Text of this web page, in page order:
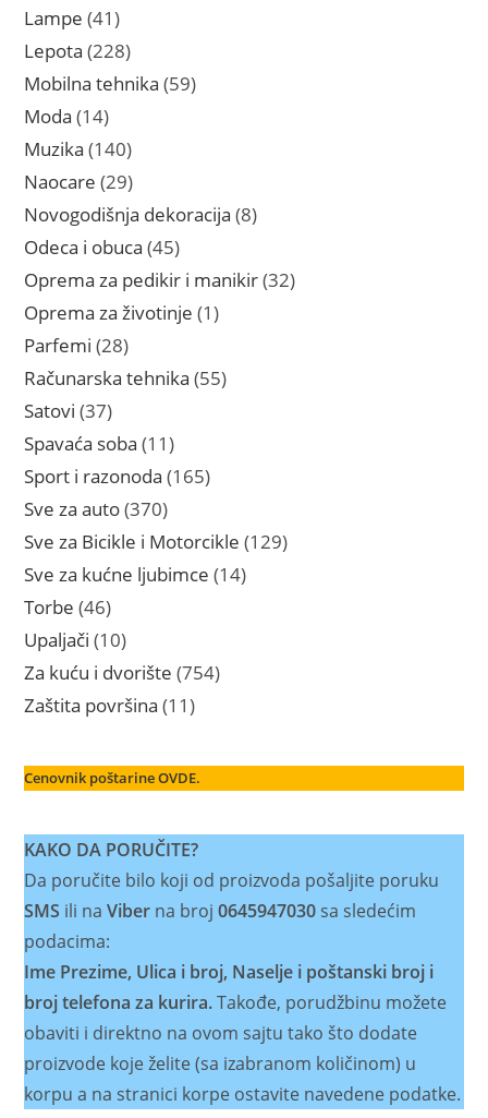
Lampe 4141
proizvod
Lepota 228228
proizvoda
Mobilna tehnika 5959
Moda 1414
proizvoda
Muzika 140140
proizvoda
Naocare 2929
proizvoda
Novogodišnja dekoracija 88
Odeca i obuca 4545
proizvoda
Oprema za pedikir i manikir 3232
Oprema za životinje 11
Parfemi 2828
proizvoda
Računarska tehnika 5555
Satovi 3737
proizvoda
Spavaća soba 1111
proizvoda
Sport i razonoda 165165
Sve za auto 370370
proizvoda
Sve za Bicikle i Motorcikle 129129
Sve za kućne ljubimce 1414
Torbe 4646
proizvoda
Upaljači 1010
proizvoda
Za kuću i dvorište 754754
Zaštita površina 1111
Cenovnik poštarine OVDE.
KAKO DA PORUČITE?
Da poručite bilo koji od proizvoda pošaljite poruku
SMS ili naViber na broj0645947030sa sledećim
podacima:
Ime Prezime, Ulica i broj, Naselje i poštanski broj i
broj telefona za kurira.Takođe, porudžbinu možete
obaviti i direktno na ovom sajtu tako što dodate
proizvode koje želite (sa izabranom količinom) u
korpu a na stranici korpe ostavite navedene podatke.